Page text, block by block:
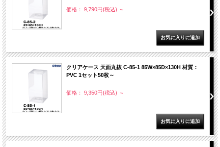
価格： 9,790円(税込) ～
クリアケース 天面丸抜 C-85-1 85W×85D×130H 材質：
PVC 1セット50枚～
価格： 9,350円(税込) ～